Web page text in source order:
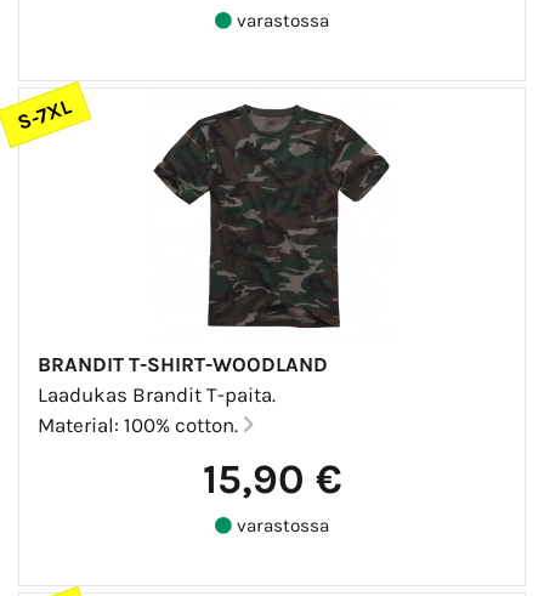
varastossa
S-7XL
BRANDIT T-SHIRT-WOODLAND
Laadukas Brandit T-paita.
Material: 100% cotton.
15,90 €
varastossa